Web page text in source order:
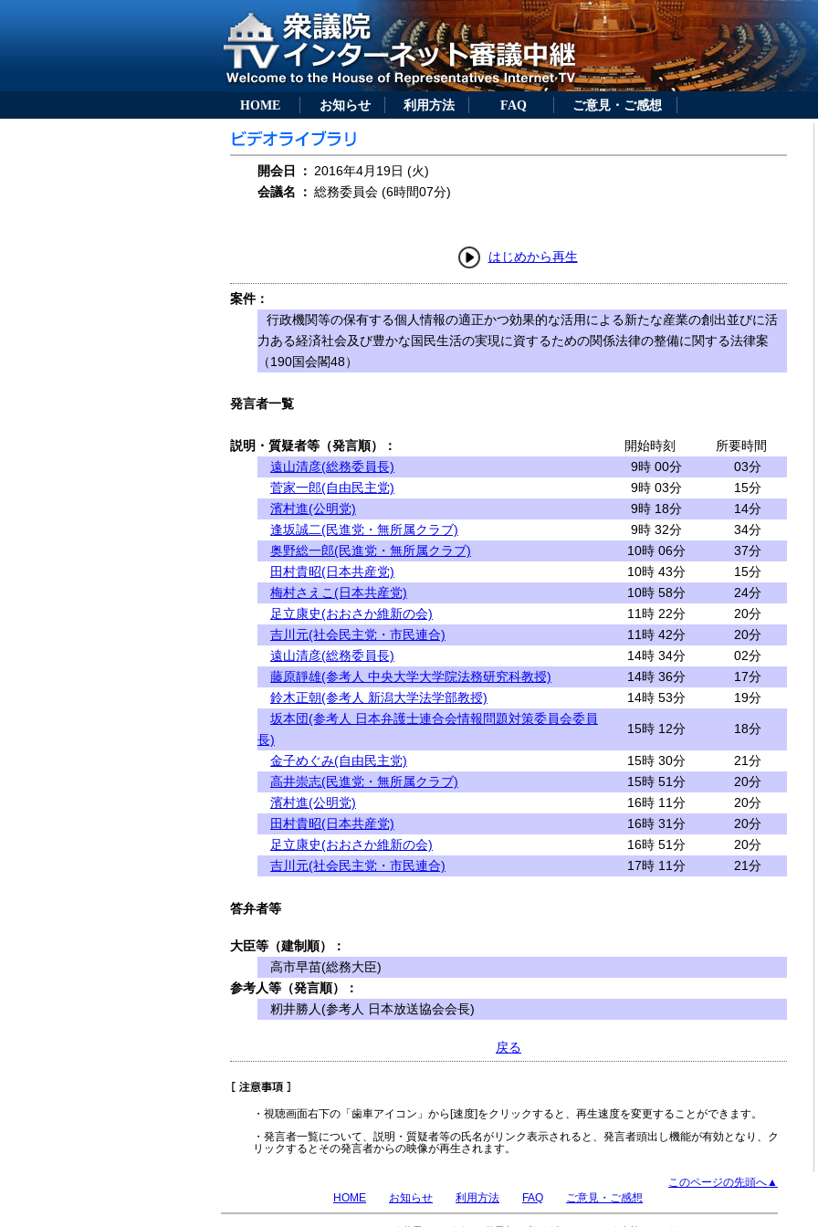
HOME お知らせ 利用方法 FAQ ご意見・ご感想
開会日 ： 2016年4月19日 (火)
会議名
： 総務委員会 (6時間07分)
はじめから再生
案件：
行政機関等の保有する個人情報の適正かつ効果的な活用による新たな産業の創出並びに活
力ある経済社会及び豊かな国民生活の実現に資するための関係法律の整備に関する法律案
（190国会閣48）
発言者一覧
説明・質疑者等（発言順）： 開始時刻
所要時間
遠山清彦(総務委員長)
9時 00分
03分
菅家一郎(自由民主党)
9時 03分
15分
濱村進(公明党)
9時 18分
14分
逢坂誠二(民進党・無所属クラブ)
9時 32分
34分
奥野総一郎(民進党・無所属クラブ)
10時 06分
37分
田村貴昭(日本共産党)
10時 43分
15分
梅村さえこ(日本共産党)
10時 58分
24分
足立康史(おおさか維新の会)
11時 22分
20分
吉川元(社会民主党・市民連合)
11時 42分
20分
遠山清彦(総務委員長)
14時 34分
02分
藤原靜雄(参考人 中央大学大学院法務研究科教授)
14時 36分
17分
鈴木正朝(参考人 新潟大学法学部教授)
14時 53分
19分
坂本団(参考人 日本弁護士連合会情報問題対策委員会委員
長)
15時 12分 18分
金子めぐみ(自由民主党) 15時 30分
21分
高井崇志(民進党・無所属クラブ)
15時 51分
20分
濱村進(公明党)
16時 11分
20分
田村貴昭(日本共産党)
16時 31分
20分
足立康史(おおさか維新の会)
16時 51分
20分
吉川元(社会民主党・市民連合)
17時 11分 21分
答弁者等
大臣等（建制順）：
高市早苗(総務大臣)
参考人等（発言順）：
籾井勝人(参考人 日本放送協会会長)
戻る
・視聴画面右下の「歯車アイコン」から[速度]をクリックすると、再生速度を変更することができます。
・発言者一覧について、説明・質疑者等の氏名がリンク表示されると、発言者頭出し機能が有効となり、ク
リックするとその発言者からの映像が再生されます。
このページの先頭へ▲
HOME
お知らせ 利用方法 FAQ ご意見・ご感想